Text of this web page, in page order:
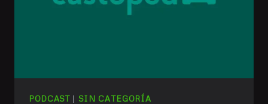
PODCAST | SIN CATEGORÍA